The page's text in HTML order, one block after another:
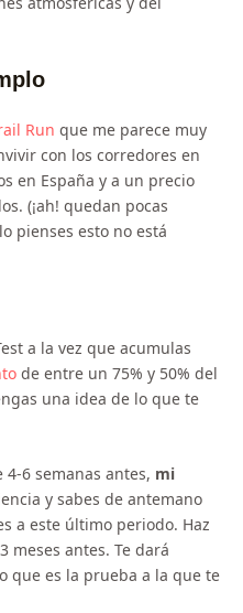
Run que me parece muy
con los corredores en
en España y a un precio
(¡ah! quedan pocas
pienses esto no está
a la vez que acumulas
de entre un 75% y 50% del
una idea de lo que te
6 semanas antes, mi
y sabes de antemano
a este último periodo. Haz
meses antes. Te dará
que es la prueba a la que te